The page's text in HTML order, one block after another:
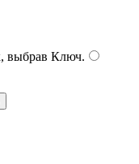
выбрав Ключ.